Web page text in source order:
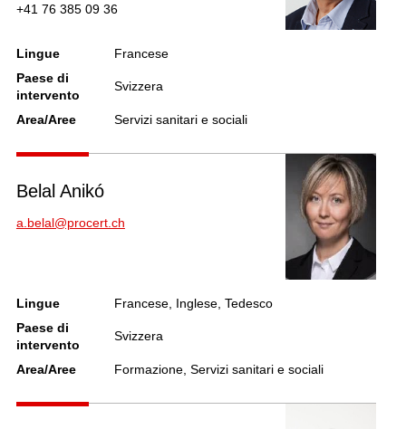
+41 76 385 09 36
Lingue
Francese
Paese di
intervento
Svizzera
Area/Aree Servizi sanitari e sociali
Belal Anikó
a.belal@procert.ch
Lingue
Francese, Inglese, Tedesco
Paese di
intervento
Svizzera
Area/Aree Formazione, Servizi sanitari e sociali